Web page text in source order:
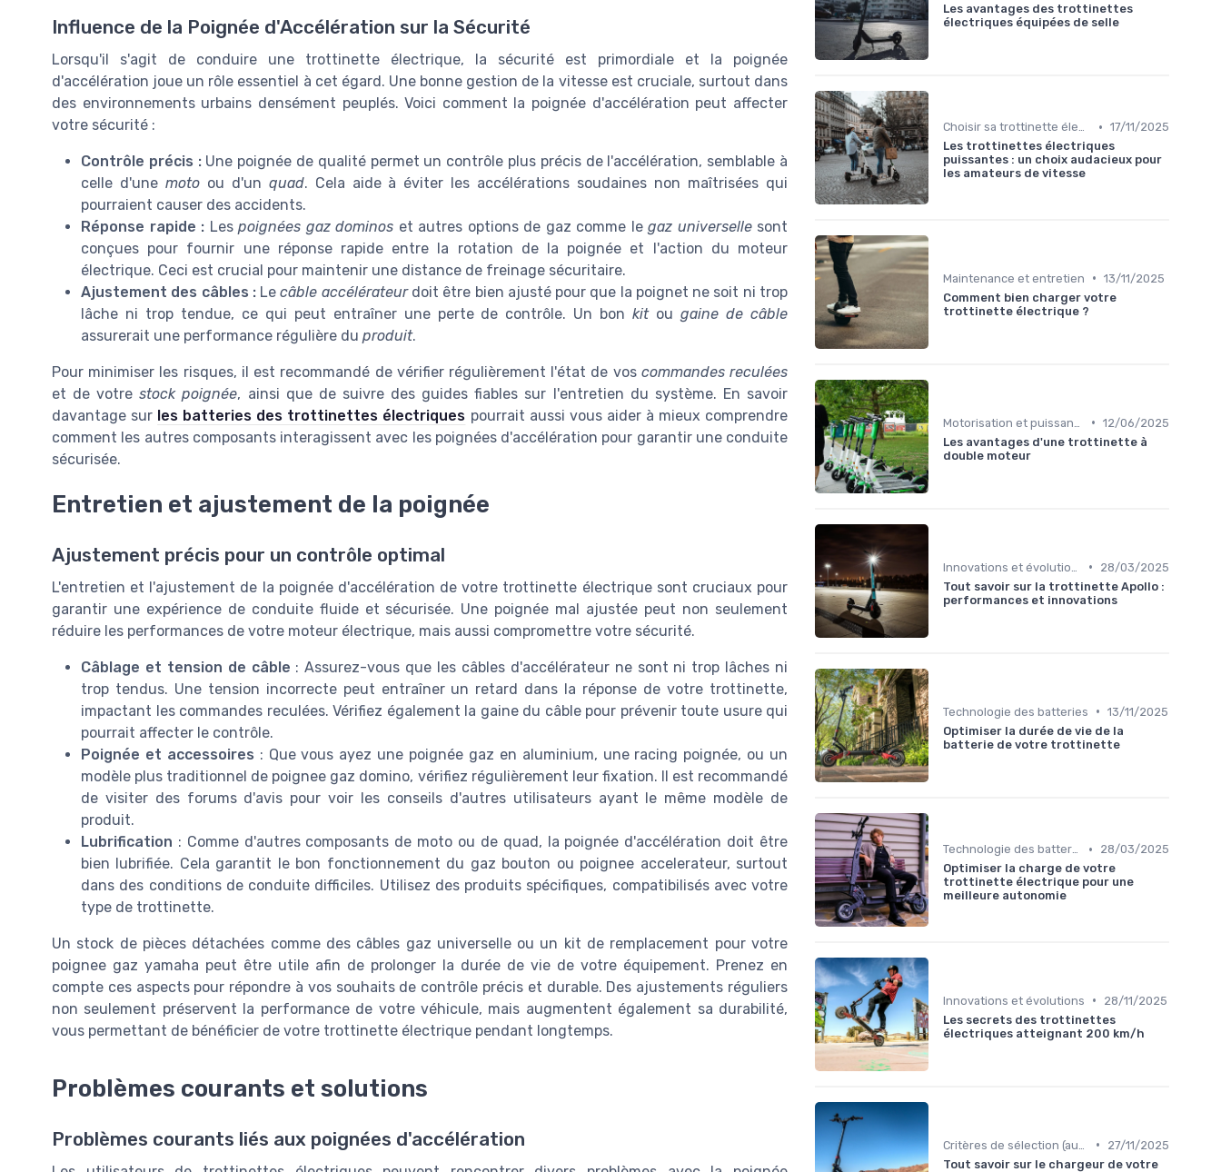
Influence de la Poignée d'Accélération sur la Sécurité
Lorsqu'il s'agit de conduire une trottinette électrique, la sécurité est primordiale et la poignée
d'accélération joue un rôle essentiel à cet égard. Une bonne gestion de la vitesse est cruciale, surtout dans
des environnements urbains densément peuplés. Voici comment la poignée d'accélération peut affecter
votre sécurité :
Contrôle précis :Une poignée de qualité permet un contrôle plus précis de l'accélération, semblable à
celle d'une motoou d'un quad. Cela aide à éviter les accélérations soudaines non maîtrisées qui
pourraient causer des accidents.
Réponse rapide : Les poignées gaz dominos et autres options de gaz comme le gaz universellesont
conçues pour fournir une réponse rapide entre la rotation de la poignée et l'action du moteur
électrique. Ceci est crucial pour maintenir une distance de freinage sécuritaire.
Ajustement des câbles :Lecâble accélérateurdoit être bien ajusté pour que la poignet ne soit ni trop
lâche ni trop tendue, ce qui peut entraîner une perte de contrôle. Un bonkitougaine de câble
assurerait une performance régulière du produit.
Pour minimiser les risques, il est recommandé de vérifier régulièrement l'état de vos commandes reculées
et de votrestock poignée, ainsi que de suivre des guides fiables sur l'entretien du système. En savoir
davantage sur les batteries des trottinettes électriques pourrait aussi vous aider à mieux comprendre
comment les autres composants interagissent avec les poignées d'accélération pour garantir une conduite
sécurisée.
Entretien et ajustement de la poignée
Ajustement précis pour un contrôle optimal
L'entretien et l'ajustement de la poignée d'accélération de votre trottinette électrique sont cruciaux pour
garantir une expérience de conduite fluide et sécurisée. Une poignée mal ajustée peut non seulement
réduire les performances de votre moteur électrique, mais aussi compromettre votre sécurité.
Câblage et tension de câble : Assurez-vous que les câbles d'accélérateur ne sont ni trop lâches ni
trop tendus. Une tension incorrecte peut entraîner un retard dans la réponse de votre trottinette,
impactant les commandes reculées. Vérifiez également la gaine du câble pour prévenir toute usure qui
pourrait affecter le contrôle.
Poignée et accessoires : Que vous ayez une poignée gaz en aluminium, une racing poignée, ou un
modèle plus traditionnel de poignee gaz domino, vérifiez régulièrement leur fixation. Il est recommandé
de visiter des forums d'avis pour voir les conseils d'autres utilisateurs ayant le même modèle de
produit.
Lubrification : Comme d'autres composants de moto ou de quad, la poignée d'accélération doit être
bien lubrifiée. Cela garantit le bon fonctionnement du gaz bouton ou poignee accelerateur, surtout
dans des conditions de conduite difficiles. Utilisez des produits spécifiques, compatibilisés avec votre
type de trottinette.
Un stock de pièces détachées comme des câbles gaz universelle ou un kit de remplacement pour votre
poignee gaz yamaha peut être utile afin de prolonger la durée de vie de votre équipement. Prenez en
compte ces aspects pour répondre à vos souhaits de contrôle précis et durable. Des ajustements réguliers
non seulement préservent la performance de votre véhicule, mais augmentent également sa durabilité,
vous permettant de bénéficier de votre trottinette électrique pendant longtemps.
Problèmes courants et solutions
Problèmes courants liés aux poignées d'accélération
Les avantages des trottinettes
électriques équipées de selle
Choisir sa trottinette électrique • 17/11/2025
Les trottinettes électriques
puissantes : un choix audacieux pour
les amateurs de vitesse
Maintenance et entretien • 13/11/2025
Comment bien charger votre
trottinette électrique ?
• 12/06/2025
Les avantages d'une trottinette à
double moteur
•
28/03/2025
Tout savoir sur la trottinette Apollo :
performances et innovations
Technologie des batteries • 13/11/2025
Optimiser la durée de vie de la
batterie de votre trottinette
Technologie des batteries •
28/03/2025
Optimiser la charge de votre
trottinette électrique pour une
meilleure autonomie
Innovations et évolutions •
28/11/2025
Les secrets des trottinettes
électriques atteignant 200 km/h
•
27/11/2025
Tout savoir sur le chargeur de votre